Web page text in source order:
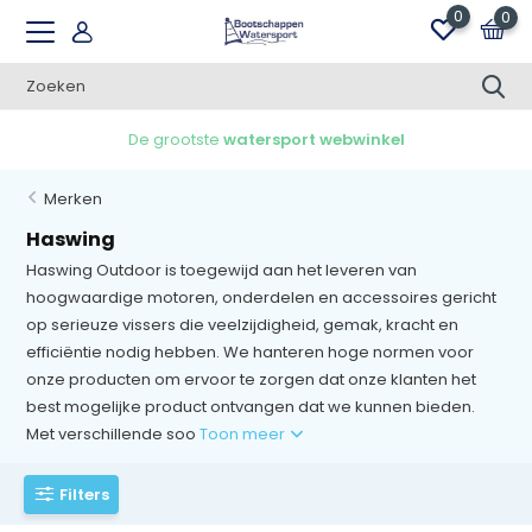
0 0
De grootstewatersport webwinkel
Merken
Haswing
Haswing Outdoor is toegewijd aan het leveren van
hoogwaardige motoren, onderdelen en accessoires gericht
op serieuze vissers die veelzijdigheid, gemak, kracht en
efficiëntie nodig hebben. We hanteren hoge normen voor
onze producten om ervoor te zorgen dat onze klanten het
best mogelijke product ontvangen dat we kunnen bieden.
Met verschillende sooToon meer
Filters